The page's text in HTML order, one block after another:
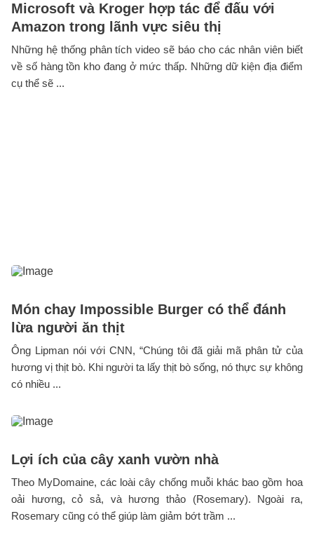
Microsoft và Kroger hợp tác để đấu với
Amazon trong lãnh vực siêu thị
Những hệ thống phân tích video sẽ báo cho các nhân viên biết
về số hàng tồn kho đang ở mức thấp. Những dữ kiện địa điểm
cụ thể sẽ ...
Món chay Impossible Burger có thể đánh
lừa người ăn thịt
Ông Lipman nói với CNN, “Chúng tôi đã giải mã phân tử của
hương vị thịt bò. Khi người ta lấy thịt bò sống, nó thực sự không
có nhiều ...
Lợi ích của cây xanh vườn nhà
Theo MyDomaine, các loài cây chống muỗi khác bao gồm hoa
oải hương, cỏ sả, và hương thảo (Rosemary). Ngoài ra,
Rosemary cũng có thể giúp làm giảm bớt trầm ...